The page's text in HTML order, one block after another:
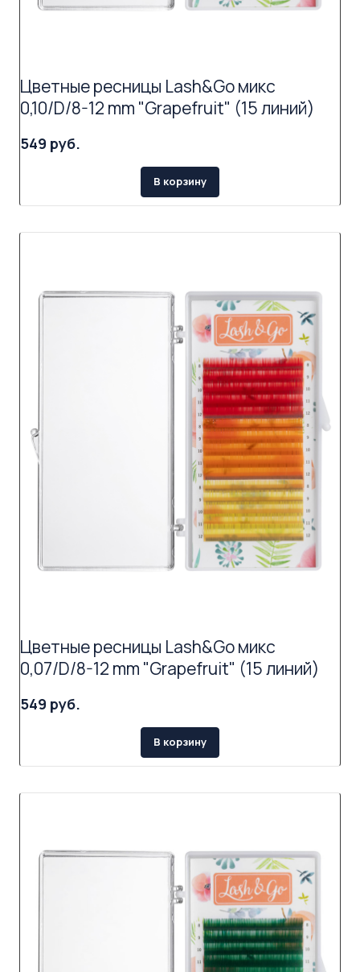
Цветные ресницы Lash&Go микс
0,10/D/8-12 mm "Grapefruit" (15 линий)
549 руб.
В корзину
Цветные ресницы Lash&Go микс
0,07/D/8-12 mm "Grapefruit" (15 линий)
549 руб.
В корзину